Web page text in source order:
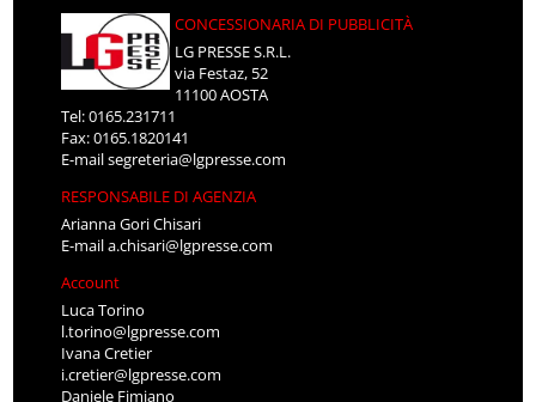
CONCESSIONARIA DI PUBBLICITÀ
LG PRESSE S.R.L.
via Festaz, 52
11100 AOSTA
Tel: 0165.231711
Fax: 0165.1820141
E-mailsegreteria@lgpresse.com
RESPONSABILE DI AGENZIA
Arianna Gori Chisari
E-maila.chisari@lgpresse.com
Account
Luca Torino
l.torino@lgpresse.com
Ivana Cretier
i.cretier@lgpresse.com
Daniele Fimiano